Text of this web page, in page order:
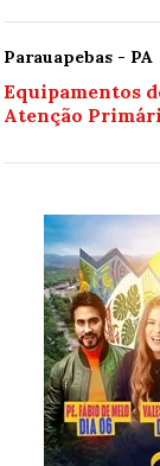
Parauapebas - PA
Equipamentos
Atenção